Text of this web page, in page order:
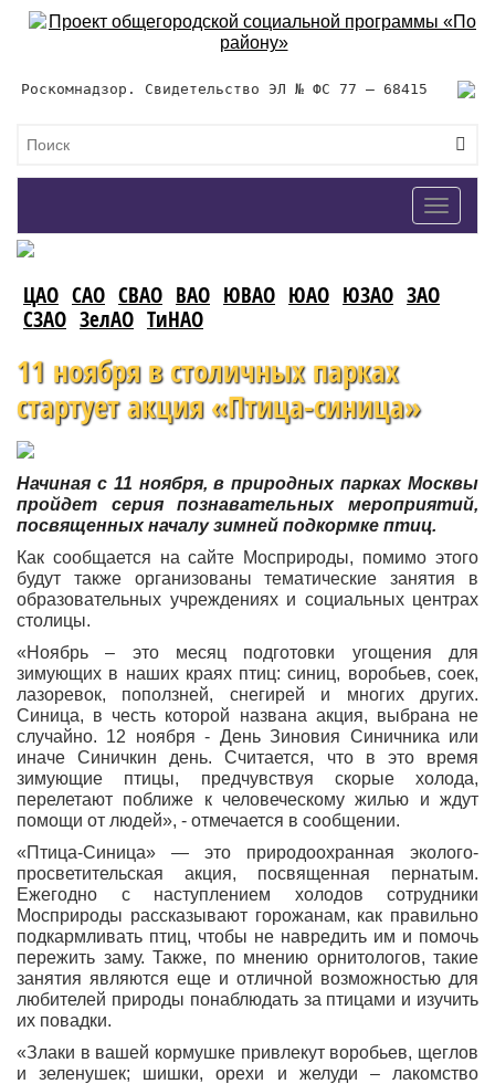
Роскомнадзор. Свидетельство ЭЛ № ФС 77 – 68415
Toggle
ЦАО САО СВАО ВАО ЮВАО ЮАО ЮЗАО ЗАО
СЗАО ЗелАО ТиНАО
11 ноября в столичных парках
стартует акция «Птица-синица»
Начиная с 11 ноября, в природных парках Москвы
пройдет серия познавательных мероприятий,
посвященных началу зимней подкормке птиц.
Как сообщается на сайте Мосприроды, помимо этого
будут также организованы тематические занятия в
образовательных учреждениях и социальных центрах
столицы.
«Ноябрь – это месяц подготовки угощения для
зимующих в наших краях птиц: синиц, воробьев, соек,
лазоревок, поползней, снегирей и многих других.
Синица, в честь которой названа акция, выбрана не
случайно. 12 ноября - День Зиновия Синичника или
иначе Синичкин день. Считается, что в это время
зимующие птицы, предчувствуя скорые холода,
перелетают поближе к человеческому жилью и ждут
помощи от людей», - отмечается в сообщении.
«Птица-Синица» — это природоохранная эколого-
просветительская акция, посвященная пернатым.
Ежегодно с наступлением холодов сотрудники
Мосприроды рассказывают горожанам, как правильно
подкармливать птиц, чтобы не навредить им и помочь
пережить заму. Также, по мнению орнитологов, такие
занятия являются еще и отличной возможностью для
любителей природы понаблюдать за птицами и изучить
их повадки.
«Злаки в вашей кормушке привлекут воробьев, щеглов
и зеленушек; шишки, орехи и желуди – лакомство